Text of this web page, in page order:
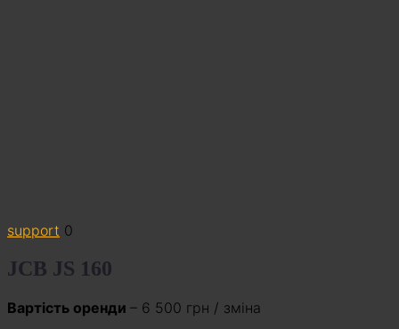
support 0
JCB JS 160
Вартість оренди – 6 500 грн / зміна